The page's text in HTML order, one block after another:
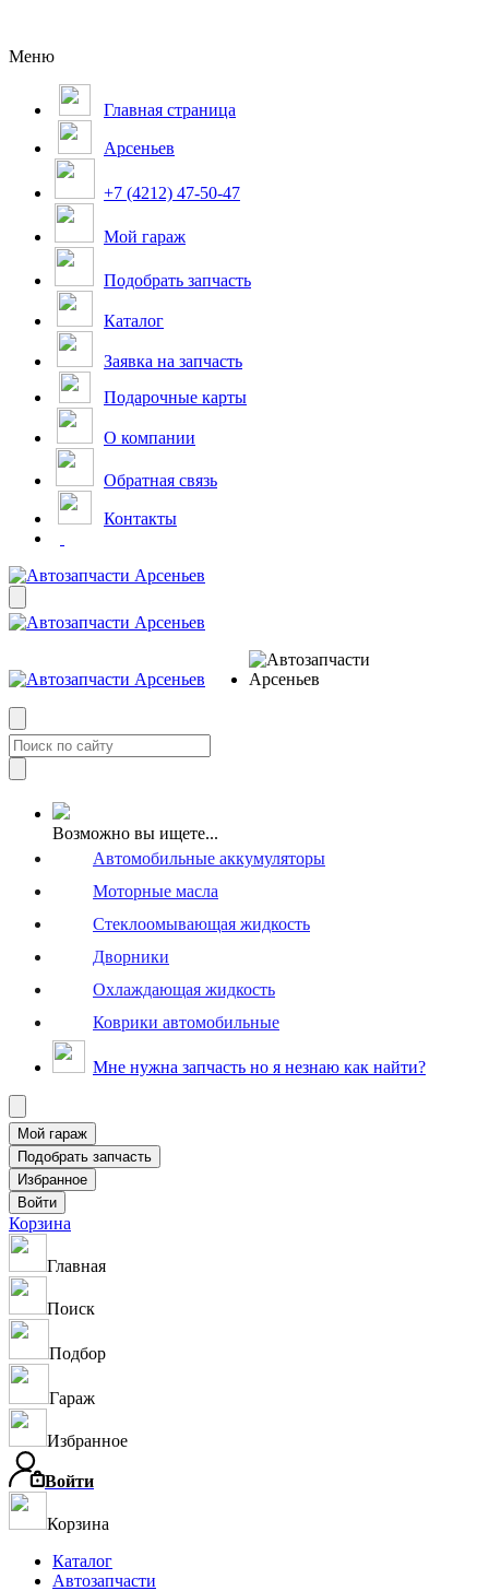
Меню
Главная страница
Арсеньев
+7 (4212) 47-50-47
Мой гараж
Подобрать запчасть
Каталог
Заявка на запчасть
Подарочные карты
О компании
Обратная связь
Контакты
Возможно вы ищете...
Автомобильные аккумуляторы
Моторные масла
Стеклоомывающая жидкость
Дворники
Охлаждающая жидкость
Коврики автомобильные
Мне нужна запчасть но я незнаю как найти?
Корзина
Главная
Поиск
Подбор
Гараж
Избранное
Войти
Корзина
Каталог
Автозапчасти